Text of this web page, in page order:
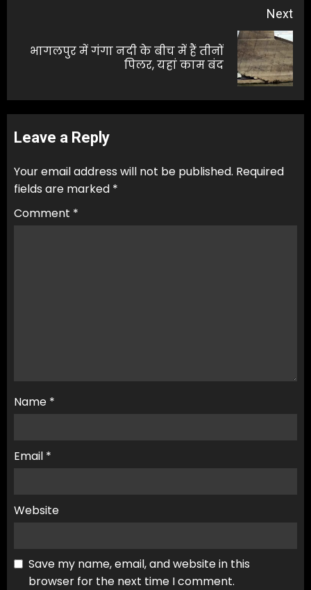
Next
Next
भागलपुर में गंगा नदी के बीच में हैं तीनों
पिलर, यहां काम बंद
Leave a Reply
Your email address will not be published. Required
fields are marked *
Comment *
Name *
Email *
Website
Save my name, email, and website in this
browser for the next time I comment.